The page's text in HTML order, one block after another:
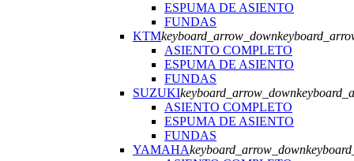
ESPUMA DE ASIENTO
FUNDAS
KTMkeyboard_arrow_down
ASIENTO COMPLETO
ESPUMA DE ASIENTO
FUNDAS
SUZUKIkeyboard_arrow_down
ASIENTO COMPLETO
ESPUMA DE ASIENTO
FUNDAS
YAMAHAkeyboard_arrow_down